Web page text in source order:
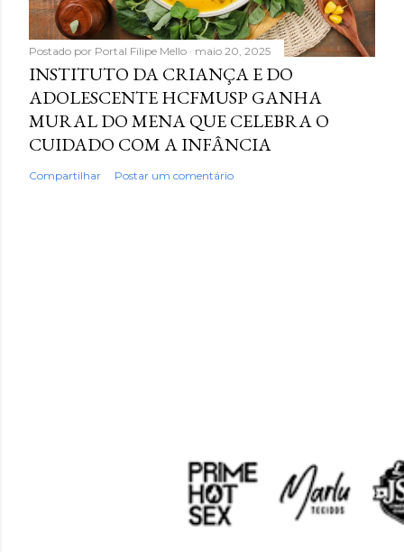
Postado por Portal Filipe Mello maio 20, 2025
INSTITUTO DA CRIANÇA E DO
ADOLESCENTE HCFMUSP GANHA
MURAL DO MENA QUE CELEBRA O
CUIDADO COM A INFÂNCIA
Compartilhar Postar um comentário